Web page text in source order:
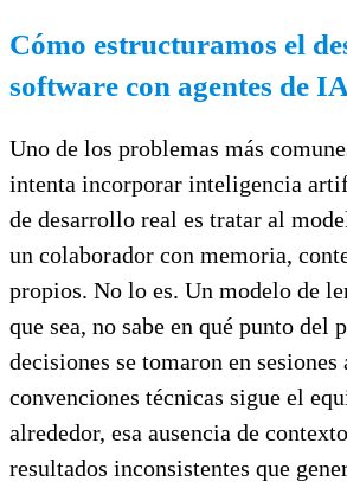
Cómo estructuramos el
software con agentes de IA
Uno de los problemas más
intenta incorporar inteligencia
de desarrollo real es tratar al
un colaborador con memoria,
propios. No lo es. Un modelo de
que sea, no sabe en qué punto del
decisiones se tomaron en
convenciones técnicas sigue el
alrededor, esa ausencia de
resultados inconsistentes que